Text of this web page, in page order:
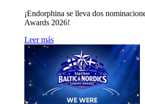
¡Endorphina se lleva dos
Awards 2026!
Leer más